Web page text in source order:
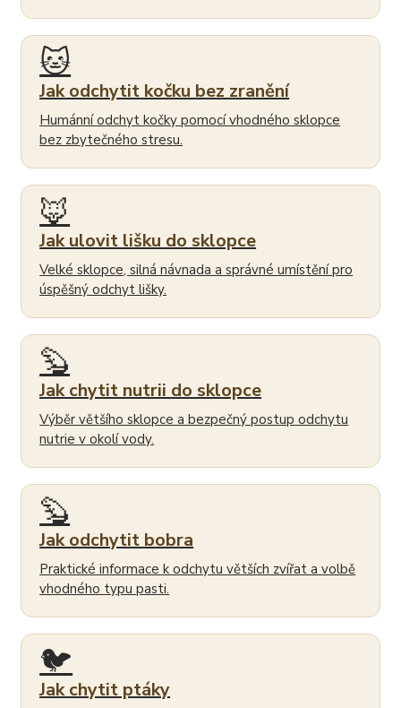
🐱
Jak odchytit kočku bez zranění
Humánní odchyt kočky pomocí vhodného sklopce
bez zbytečného stresu.
🦊
Jak ulovit lišku do sklopce
Velké sklopce, silná návnada a správné umístění pro
úspěšný odchyt lišky.
🦫
Jak chytit nutrii do sklopce
Výběr většího sklopce a bezpečný postup odchytu
nutrie v okolí vody.
🦫
Jak odchytit bobra
Praktické informace k odchytu větších zvířat a volbě
vhodného typu pasti.
🐦
Jak chytit ptáky